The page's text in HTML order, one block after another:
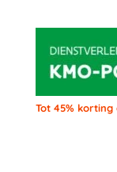
Tot 45%